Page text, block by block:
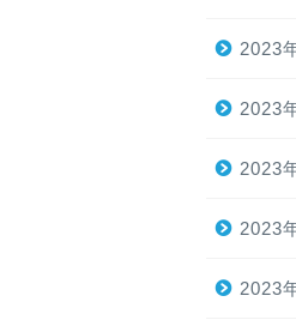
2023
2023
2023
2023
2023